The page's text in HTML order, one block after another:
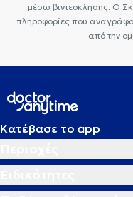
μέσω βιντεοκλήσης. Ο
πληροφορίες που
από την
Κατέβασε το app